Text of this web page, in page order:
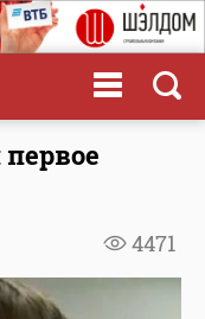
4471